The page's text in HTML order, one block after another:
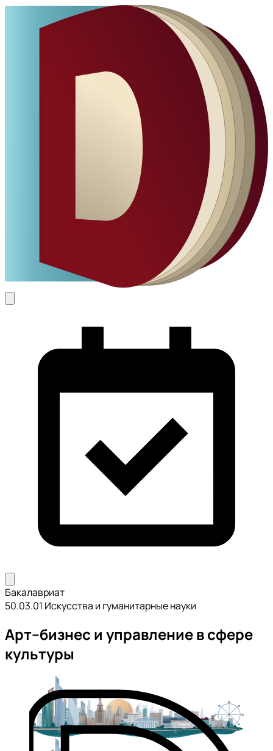
Бакалавриат
50.03.01 Искусства и гуманитарные науки
Арт–бизнес и управление в сфере
культуры